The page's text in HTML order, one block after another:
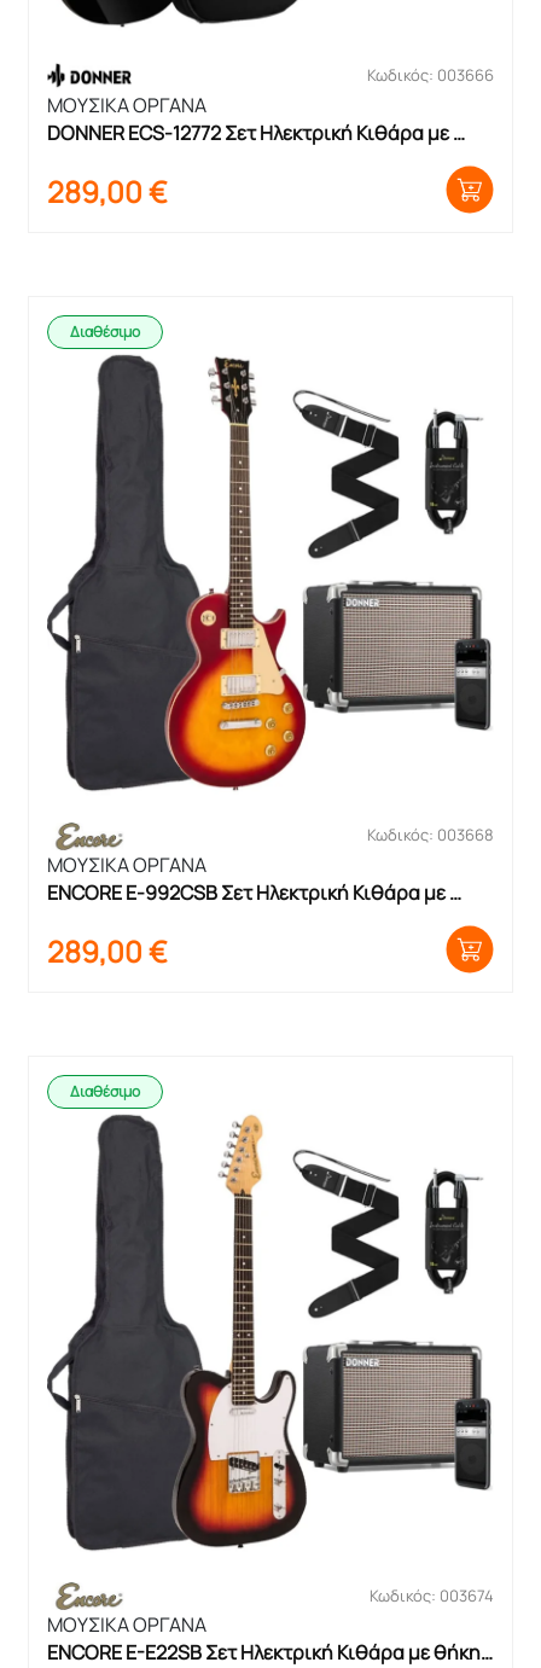
Κωδικός: 003666
ΜΟΥΣΙΚΑ ΟΡΓΑΝΑ
DONNER ECS-12772 Σετ Ηλεκτρική Κιθάρα με
289,00€
Διαθέσιμο
Κωδικός: 003668
ΜΟΥΣΙΚΑ ΟΡΓΑΝΑ
ENCORE E-992CSB Σετ Ηλεκτρική Κιθάρα με
289,00€
Διαθέσιμο
Κωδικός: 003674
ΜΟΥΣΙΚΑ ΟΡΓΑΝΑ
ENCORE E-E22SB Σετ Ηλεκτρική Κιθάρα με θήκη